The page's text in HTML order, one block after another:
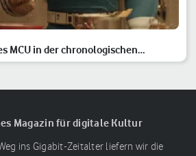
MCU in der chronologischen
Magazin für digitale Kultur
ins Gigabit-Zeitalter liefern wir die